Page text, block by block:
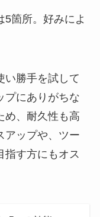
5箇所。好みによ
い勝手を試して
プにありがちな
め、耐久性も高
アップや、ツー
指す方にもオス